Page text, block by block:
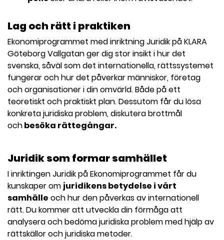
Lag och rätt i praktiken
Ekonomiprogrammet med inriktning Juridik på KLARA
Göteborg Vallgatan ger dig stor insikt i hur det
svenska, såväl som det internationella, rättssystemet
fungerar och hur det påverkar människor, företag
och organisationer i din omvärld. Både på ett
teoretiskt och praktiskt plan. Dessutom får du lösa
konkreta juridiska problem, diskutera brottmål
ochbesöka rättegångar.
Juridik som formar samhället
I inriktingen Juridik på Ekonomiprogrammet får du
kunskaper om juridikens betydelse i vårt
samhälle och hur den påverkas av internationell
rätt. Du kommer att utveckla din förmåga att
analysera och bedöma juridiska problem med hjälp av
rättskällor och juridiska metoder.